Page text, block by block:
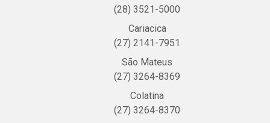
(28) 3521-5000
Cariacica
(27) 2141-7951
São Mateus
(27) 3264-8369
Colatina
(27) 3264-8370